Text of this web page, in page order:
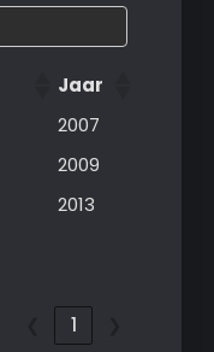
Jaar
2007
2009
2013
1